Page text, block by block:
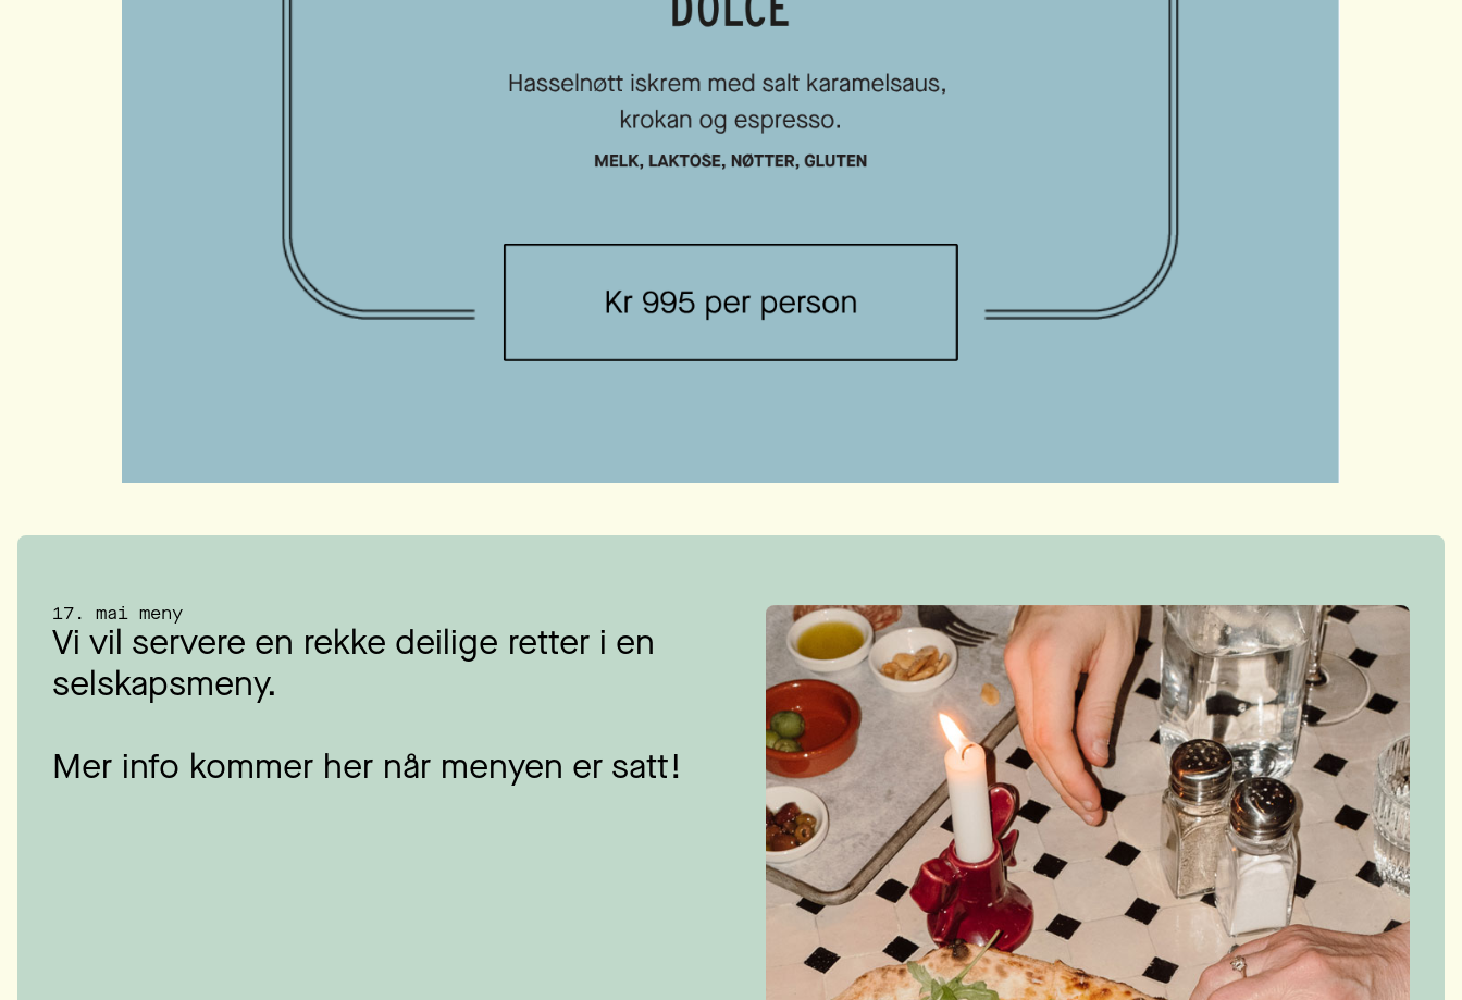
17. mai meny
Vi vil servere en rekke deilige retter i en
selskapsmeny.
Mer info kommer her når menyen er satt!